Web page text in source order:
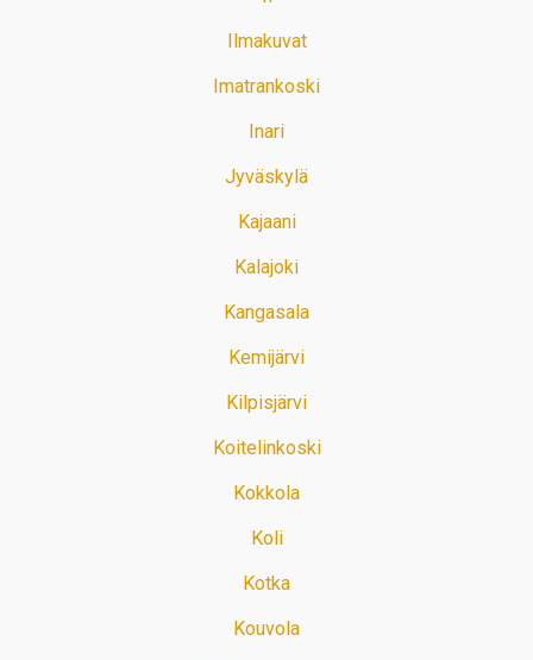
Ilmakuvat
Imatrankoski
Inari
Jyväskylä
Kajaani
Kalajoki
Kangasala
Kemijärvi
Kilpisjärvi
Koitelinkoski
Kokkola
Koli
Kotka
Kouvola